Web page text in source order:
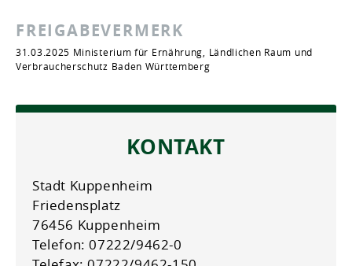
FREIGABEVERMERK
31.03.2025 Ministerium für Ernährung, Ländlichen Raum und
Verbraucherschutz Baden Württemberg
KONTAKT
Stadt Kuppenheim
Friedensplatz
76456 Kuppenheim
Telefon: 07222/9462-0